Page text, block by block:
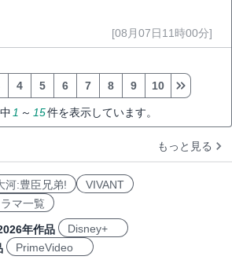
[08月07日11時00分]
1 ～ 15件を表示しています。
4 5 6 7 8 9 10
もっと見る
河:豊臣兄弟!
VIVANT
マ一覧
年作品
Disney+
PrimeVideo